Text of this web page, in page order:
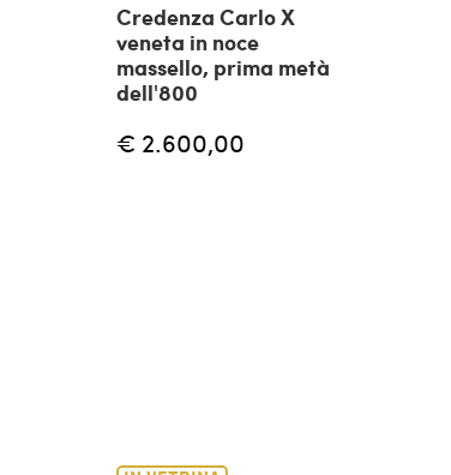
Credenza Carlo X
veneta in noce
massello, prima metà
dell'800
€ 2.600,00